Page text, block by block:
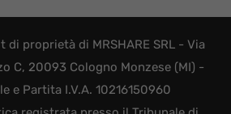
proprietà di MRSHARE SRL - Via
C, 20093 Cologno Monzese (MI) -
e Partita I.V.A. 10216150960